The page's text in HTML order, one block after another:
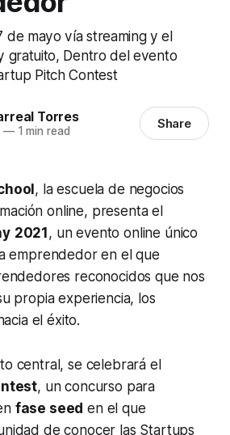
de mayo vía streaming y el
gratuito, Dentro del evento
Pitch Contest
Torres
—1 min read Share
, la escuela de negocios
online, presenta el
2021, un evento online único
emprendedor en el que
reconocidos que nos
propia experiencia, los
el éxito.
central, se celebrará el
, un concurso para
fase seed en el que
de conocer las Startups